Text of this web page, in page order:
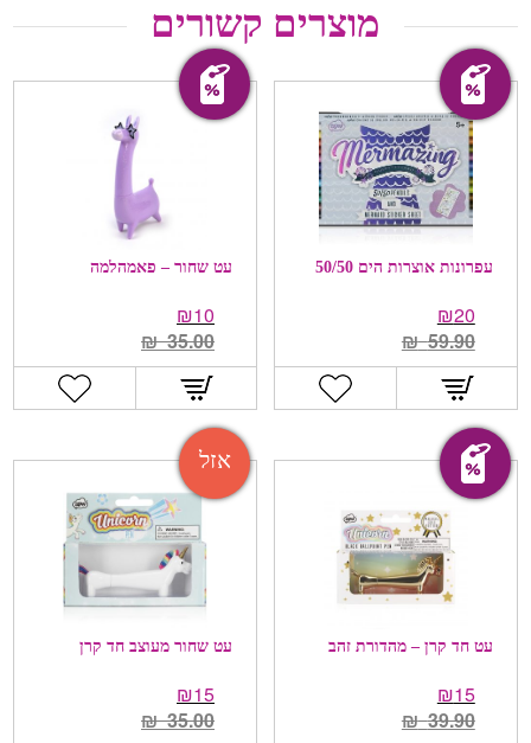
מוצרים קשורים
מבצע!
עט שחור – פאמהלמה
10
₪
35.00
₪
מבצע!
עפרונות אוצרות הים 50/50
20
₪
59.90
₪
אזל
עט שחור מעוצב חד קרן
15
₪
35.00
₪
מבצע!
עט חד קרן – מהדורת זהב
15
₪
39.90
₪